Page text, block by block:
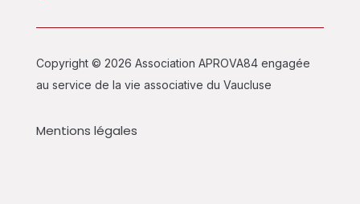
Copyright © 2026 Association APROVA84 engagée
au service de la vie associative du Vaucluse
Mentions légales